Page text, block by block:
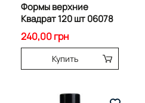
Формы верхние
Квадрат 120 шт 06078
240,00 грн
Купить